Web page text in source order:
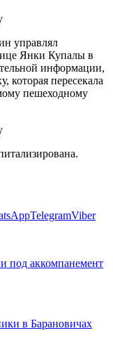
управлял
Янки Купалы в
информации,
которая пересекала
пешеходному
TelegramViber
под аккомпанемент
в Барановичах